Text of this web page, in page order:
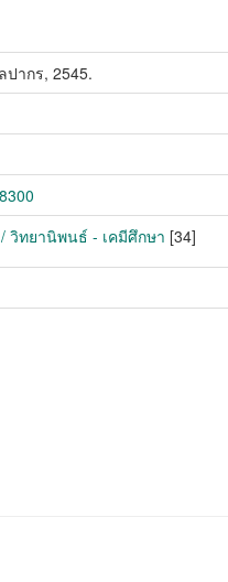
ากร, 2545.
วิทยานิพนธ์ - เคมีศึกษา [34]